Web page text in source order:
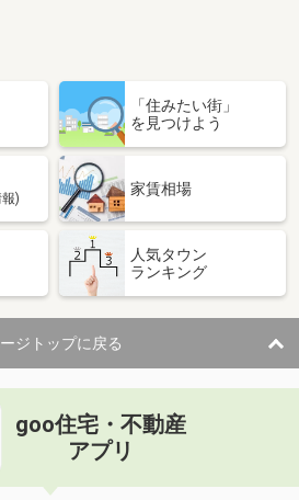
「住みたい街」
を見つけよう
)
家賃相場
人気タウン
ランキング
ジトップに戻る
goo住宅・不動産
アプリ